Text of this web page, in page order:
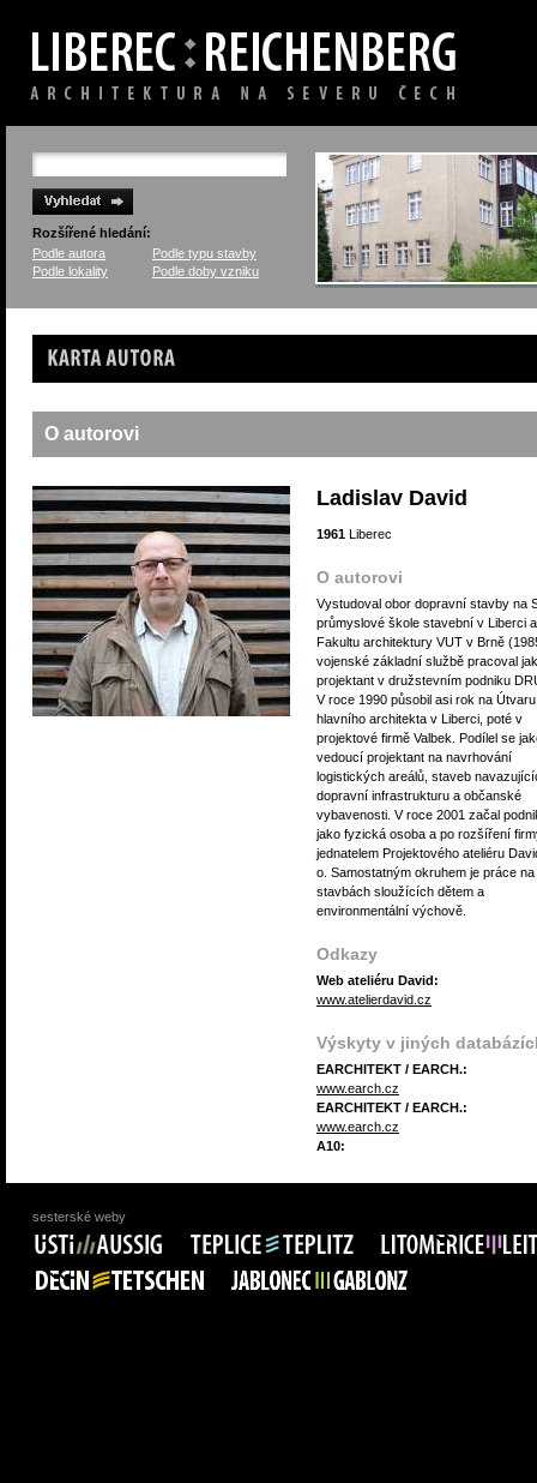
Rozšířené hledání:
Podle autora
Podle typu stavby
Podle lokality
Podle doby vzniku
Karta autora
O autorovi
Ladislav David
1961 Liberec
O autorovi
Vystudoval obor dopravní stavby na
průmyslové škole stavební v Liberci a
Fakultu architektury VUT v Brně
vojenské základní službě pracoval
projektant v družstevním podniku
V roce 1990 působil asi rok na Útvaru
hlavního architekta v Liberci, poté v
projektové firmě Valbek. Podílel se
vedoucí projektant na navrhování
logistických areálů, staveb
dopravní infrastrukturu a občanské
vybavenosti. V roce 2001 začal
jako fyzická osoba a po rozšíření
jednatelem Projektového ateliéru
o. Samostatným okruhem je práce na
stavbách sloužících dětem a
environmentální výchově.
Odkazy
Web ateliéru David:
www.atelierdavid.cz
Výskyty v jiných
EARCHITEKT / EARCH.:
www.earch.cz
EARCHITEKT / EARCH.:
www.earch.cz
A10:
sesterské weby